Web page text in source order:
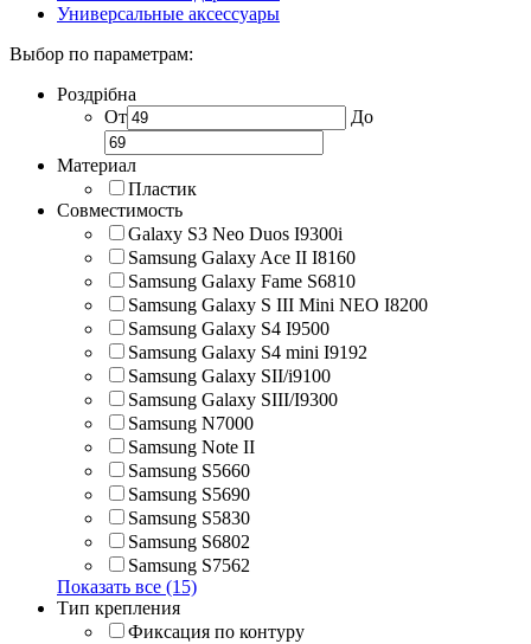
Универсальные аксессуары
Выбор по параметрам:
Роздрібна
От
До
Материал
Пластик
Совместимость
Galaxy S3 Neo Duos I9300i
Samsung Galaxy Ace II I8160
Samsung Galaxy Fame S6810
Samsung Galaxy S III Mini NEO I8200
Samsung Galaxy S4 I9500
Samsung Galaxy S4 mini I9192
Samsung Galaxy SII/i9100
Samsung Galaxy SIII/I9300
Samsung N7000
Samsung Note II
Samsung S5660
Samsung S5690
Samsung S5830
Samsung S6802
Samsung S7562
Показать все (15)
Тип крепления
Фиксация по контуру